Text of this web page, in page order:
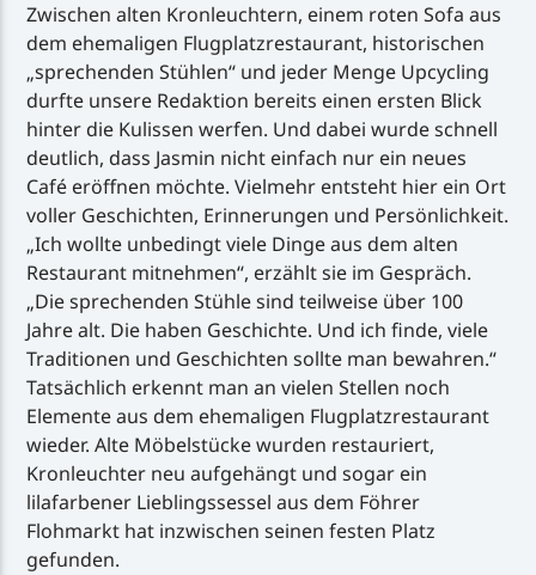
Zwischen alten Kronleuchtern, einem roten Sofa aus
dem ehemaligen Flugplatzrestaurant, historischen
„sprechenden Stühlen“ und jeder Menge Upcycling
durfte unsere Redaktion bereits einen ersten Blick
hinter die Kulissen werfen. Und dabei wurde schnell
deutlich, dass Jasmin nicht einfach nur ein neues
Café eröffnen möchte. Vielmehr entsteht hier ein Ort
voller Geschichten, Erinnerungen und Persönlichkeit.
„Ich wollte unbedingt viele Dinge aus dem alten
Restaurant mitnehmen“, erzählt sie im Gespräch.
„Die sprechenden Stühle sind teilweise über 100
Jahre alt. Die haben Geschichte. Und ich finde, viele
Traditionen und Geschichten sollte man bewahren.“
Tatsächlich erkennt man an vielen Stellen noch
Elemente aus dem ehemaligen Flugplatzrestaurant
wieder. Alte Möbelstücke wurden restauriert,
Kronleuchter neu aufgehängt und sogar ein
lilafarbener Lieblingssessel aus dem Föhrer
Flohmarkt hat inzwischen seinen festen Platz
gefunden.